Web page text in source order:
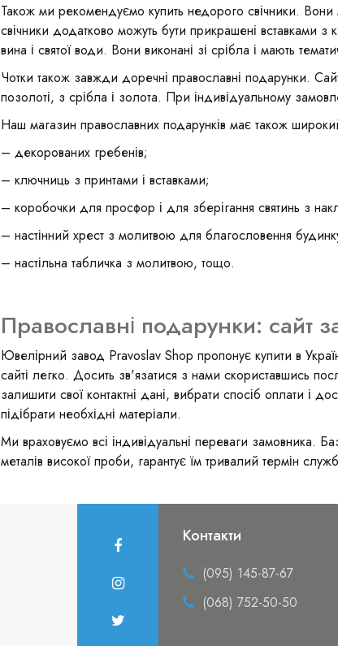
Також ми рекомендуємо купить недорого свічники. Вони
свічники додатково можуть бути прикрашені вставками
вина і святої води. Вони виконані зі срібла і мають
Чотки також завжди доречні православні подарунки.
позолоті, з срібла і золота. При індивідуальному
Наш магазин православних подарунків має також
– декорованих гребенів;
– ключниць з принтами і вставками;
– коробочки для просфор і для зберігання святинь з
– настінний хрест з молитвою для благословення
– настільна табличка з молитвою, тощо.
Православні подарунки: сайт
Ювелірний завод Pravoslav Shop пропонує купити в
сайті легко. Досить зв'язатися з нами скориставшись
залишити свої контактні дані, вибрати спосіб оплати і
підібрати необхідні матеріали.
Ми враховуємо всі індивідуальні переваги замовника.
металів високої проби, гарантує їм тривалий термін
Контакти
(095) 145-87-67
(068) 752-50-50